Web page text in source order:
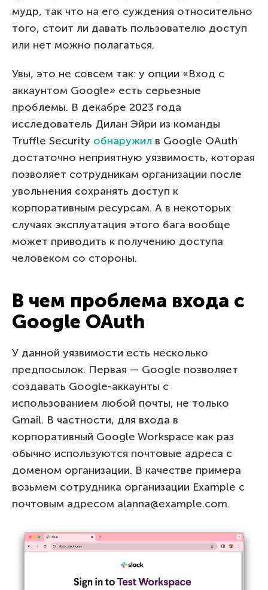
мудр, так что на его суждения относительно
того, стоит ли давать пользователю доступ
или нет можно полагаться.
Увы, это не совсем так: у опции «Вход с
аккаунтом Google» есть серьезные
проблемы. В декабре 2023 года
исследователь Дилан Эйри из команды
Truffle Security обнаружил в Google OAuth
достаточно неприятную уязвимость, которая
позволяет сотрудникам организации после
увольнения сохранять доступ к
корпоративным ресурсам. А в некоторых
случаях эксплуатация этого бага вообще
может приводить к получению доступа
человеком со стороны.
В чем проблема входа с
Google OAuth
У данной уязвимости есть несколько
предпосылок. Первая — Google позволяет
создавать Google-аккаунты с
использованием любой почты, не только
Gmail. В частности, для входа в
корпоративный Google Workspace как раз
обычно используются почтовые адреса с
доменом организации. В качестве примера
возьмем сотрудника организации Example с
почтовым адресом alanna@example.com.